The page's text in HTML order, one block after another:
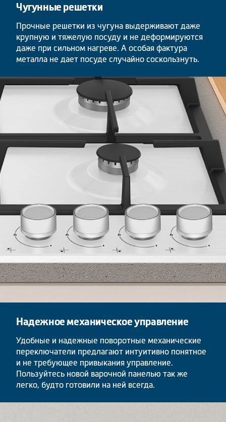
Чугунные решетки
Прочные решетки из чугуна выдерживают даже
крупную и тяжелую посуду и не деформируются
даже при сильном нагреве. А особая фактура
металла не дает посуде случайно соскользнуть.
Надежное механическое управление
Удобные и надежные поворотные механические
переключатели предлагают интуитивно понятное
и не требующее привыкания управление.
Пользуйтесь новой варочной панелью так же
легко, будто готовили на ней всегда.